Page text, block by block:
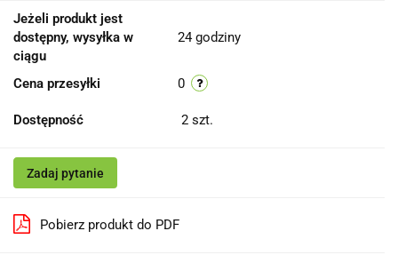
Jeżeli produkt jest
dostępny, wysyłka w
ciągu
24 godziny
Cena przesyłki 0
Dostępność 2 szt.
Zadaj pytanie
Pobierz produkt do PDF